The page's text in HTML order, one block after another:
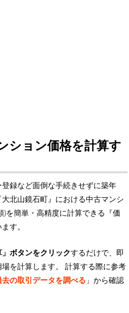
ション価格を計算す
録など面倒な手続きせずに築年
北山鏡石町』における中古マンシ
)を簡単・高精度に計算できる『価
す。
ボタンをクリックするだけで、即
を計算します。 計算する際に参考
去の取引データを調べる 」から確認